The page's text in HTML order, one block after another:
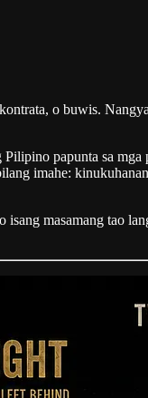
o buwis.
papunta sa
imahe:
masamang tao